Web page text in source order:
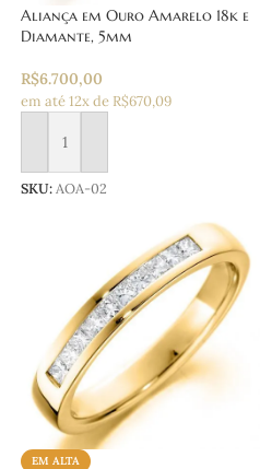
Aliança em Ouro Amarelo 18k e
Diamante, 5mm
R$6.700,00
em até 12x de R$670,09
Adicionar ao carrinho
SKU:AOA-02
EM ALTA